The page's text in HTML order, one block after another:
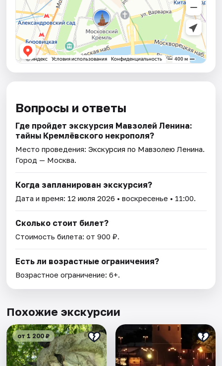
Вопросы и ответы
Где пройдет экскурсия Мавзолей Ленина:
тайны Кремлёвского некрополя?
Место проведения:Экскурсия по Мавзолею Ленина
Город — Москва.
Когда запланирован экскурсия?
Дата и время: 12 июля 2026 • воскресенье • 11:00.
Сколько стоит билет?
Стоимость билета: от 900 ₽.
Есть ли возрастные ограничения?
Возрастное ограничение: 6+.
Похожие экскурсии
от 1 200 ₽